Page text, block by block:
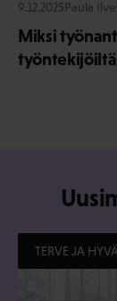
9.12.2025Paula
Miksi
työntekijöiltä
TERVE JA